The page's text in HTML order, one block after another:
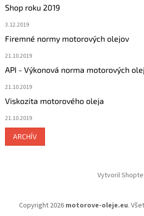
Shop roku 2019
3.12.2019
Firemné normy motorových olejov
21.10.2019
API - Výkonová norma motorových
21.10.2019
Viskozita motorového oleja
21.10.2019
ARCHÍV
Vytvoril
Copyright 2026 motorove-oleje.eu.